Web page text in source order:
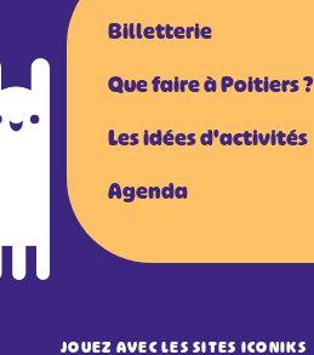
Billetterie
Que faire à Poitiers ?
Les idées d'activités
Agenda
JOUEZ AVEC LES SITES ICONIKS